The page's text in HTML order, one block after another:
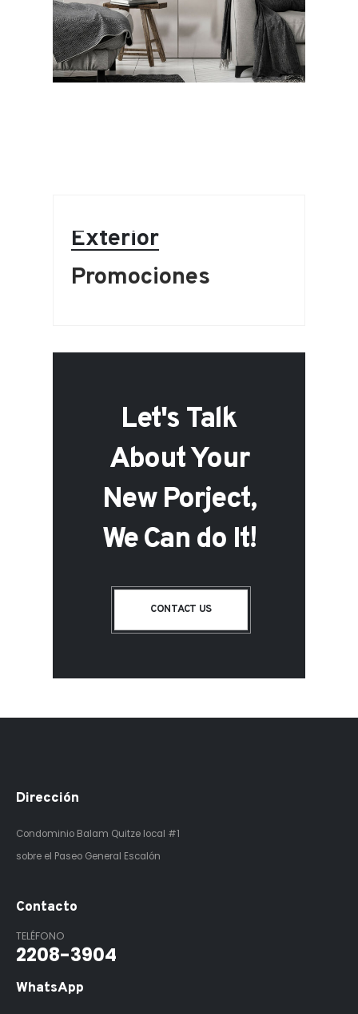
Exterior
Promociones
Let's Talk
About Your
New Porject,
We Can do It!
CONTACT US
Dirección
Condominio Balam Quitze local #1
sobre el Paseo General Escalón
Contacto
TELÉFONO
2208-3904
WhatsApp